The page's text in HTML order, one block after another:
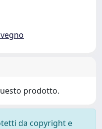
prodotto.
da copyright e